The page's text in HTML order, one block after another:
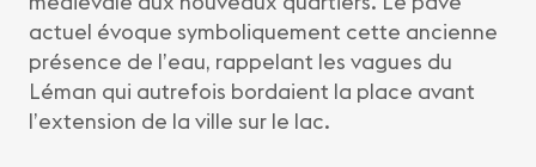
actuel évoque symboliquement cette ancienne
présence de l’eau, rappelant les vagues du
Léman qui autrefois bordaient la place avant
l’extension de la ville sur le lac.